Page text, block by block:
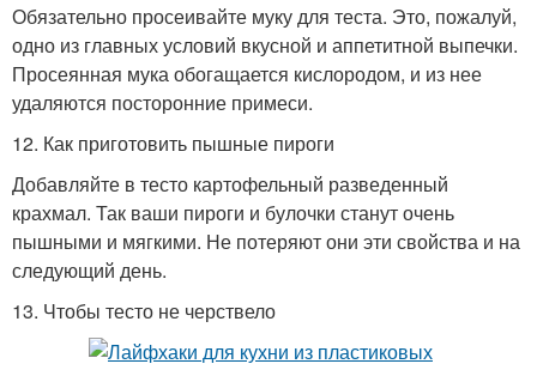
Обязательно просеивайте муку для теста. Это, пожалуй,
одно из главных условий вкусной и аппетитной выпечки.
Просеянная мука обогащается кислородом, и из нее
удаляются посторонние примеси.
12. Как приготовить пышные пироги
Добавляйте в тесто картофельный разведенный
крахмал. Так ваши пироги и булочки станут очень
пышными и мягкими. Не потеряют они эти свойства и на
следующий день.
13. Чтобы тесто не черствело